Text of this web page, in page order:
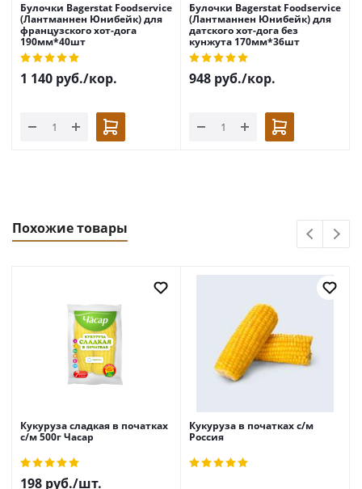
Булочки Bagerstat Foodservice
(Лантманнен Юнибейк) для
французского хот-дога
190мм*40шт
1 140 руб./кор.
Булочки Bagerstat Foodservice
(Лантманнен Юнибейк) для
датского хот-дога без
кунжута 170мм*36шт
948 руб./кор.
Похожие товары
Кукуруза сладкая в початках
с/м 500г Часар
198 руб./шт.
Кукуруза в початках с/м
Россия